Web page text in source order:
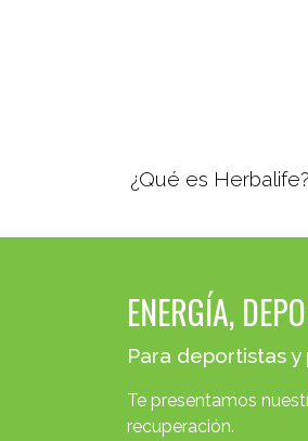
¿Qué es Herbalife?
ENERGÍA,
Para deportistas
Te presentamos
recuperación.